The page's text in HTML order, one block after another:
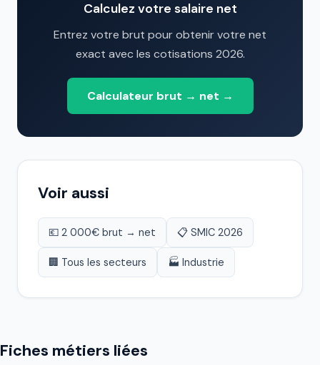
Calculez votre salaire net
Entrez votre brut pour obtenir votre net
exact avec les cotisations 2026.
Calculateur brut → net →
Voir aussi
💶 2 000€ brut → net 📋 SMIC 2026
🏢 Tous les secteurs 🏭 Industrie
Fiches métiers liées